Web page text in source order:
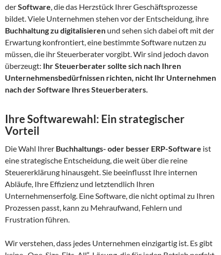
derSoftware , die das Herzstück Ihrer Geschäftsprozesse
bildet. Viele Unternehmen stehen vor der Entscheidung, ihre
Buchhaltung zu digitalisieren und sehen sich dabei oft mit der
Erwartung konfrontiert, eine bestimmte Software nutzen zu
müssen, die ihr Steuerberater vorgibt. Wir sind jedoch davon
überzeugt: Ihr Steuerberater sollte sich nach Ihren
Unternehmensbedürfnissen richten, nicht Ihr Unternehmen
nach der Software Ihres Steuerberaters.
Ihre Softwarewahl: Ein strategischer
Vorteil
Die Wahl Ihrer Buchhaltungs- oder besser ERP-Software ist
eine strategische Entscheidung, die weit über die reine
Steuererklärung hinausgeht. Sie beeinflusst Ihre internen
Abläufe, Ihre Effizienz und letztendlich Ihren
Unternehmenserfolg. Eine Software, die nicht optimal zu Ihren
Prozessen passt, kann zu Mehraufwand, Fehlern und
Frustration führen.
Wir verstehen, dass jedes Unternehmen einzigartig ist. Es gibt